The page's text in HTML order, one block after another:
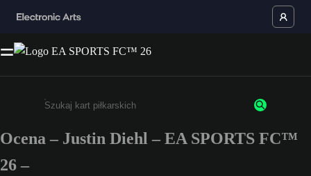
Wpisz co najmniej 3 znaki lub cyfry.
Ocena – Justin Diehl – EA SPORTS FC™
26 –